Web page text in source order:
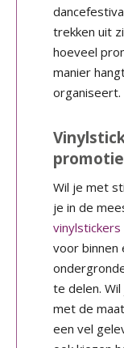
trekken uit
hoeveel
manier
organiseert.
promotie
Wil je met
je in de
vinylstickers
voor binnen
te delen.
met de
een vel